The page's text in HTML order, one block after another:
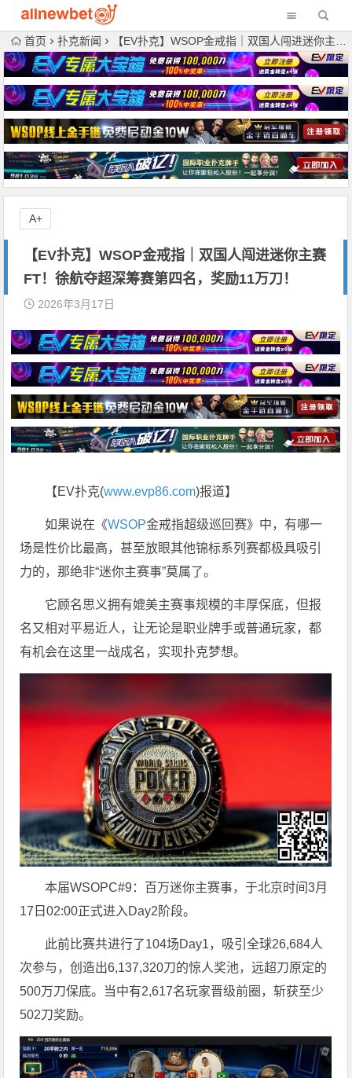
首页 扑克新闻 【EV扑克】WSOP金戒指｜双国人闯进迷你主赛FT！徐航夺超深筹赛第四名，奖励11万刀！
【EV扑克】WSOP金戒指｜双国人闯进迷你主赛
FT！徐航夺超深筹赛第四名，奖励11万刀！
2026年3月17日
【EV扑克(www.evp86.com)报道】
如果说在《WSOP金戒指超级巡回赛》中，有哪一
场是性价比最高，甚至放眼其他锦标系列赛都极具吸引
力的，那绝非“迷你主赛事”莫属了。
它顾名思义拥有媲美主赛事规模的丰厚保底，但报
名又相对平易近人，让无论是职业牌手或普通玩家，都
有机会在这里一战成名，实现扑克梦想。
本届WSOPC#9：百万迷你主赛事，于北京时间3月
17日02:00正式进入Day2阶段。
此前比赛共进行了104场Day1，吸引全球26,684人
次参与，创造出6,137,320刀的惊人奖池，远超刀原定的
500万刀保底。当中有2,617名玩家晋级前圈，斩获至少
502刀奖励。
A+